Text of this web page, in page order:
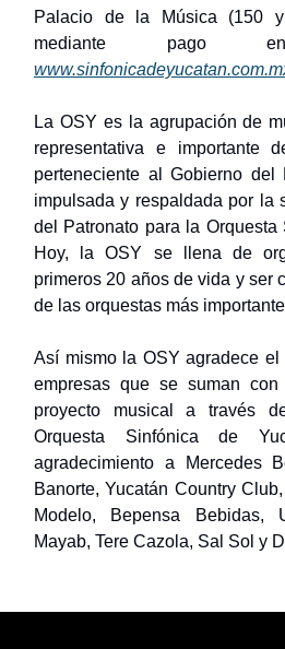
Palacio de la Música (150
mediante
La OSY es la agrupación de
representativa e importante
perteneciente al Gobierno
impulsada y respaldada por la
del Patronato para la Orquesta
Hoy, la OSY se llena de
primeros 20 años de vida y ser
de las orquestas más
Así mismo la OSY agradece el
empresas que se suman
proyecto musical a través
Orquesta Sinfónica de
agradecimiento a Mercedes
Banorte, Yucatán Country
Modelo, Bepensa Bebidas,
Mayab, Tere Cazola, Sal Sol y